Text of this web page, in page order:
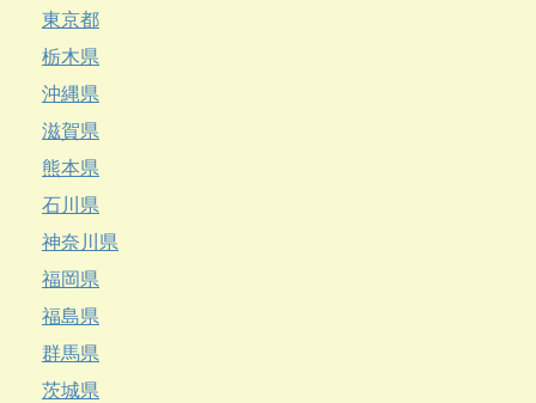
東京都
栃木県
沖縄県
滋賀県
熊本県
石川県
神奈川県
福岡県
福島県
群馬県
茨城県